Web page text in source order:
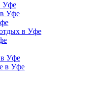
Уфе
Уфе
в Уфе
в Уфе
в Уфе